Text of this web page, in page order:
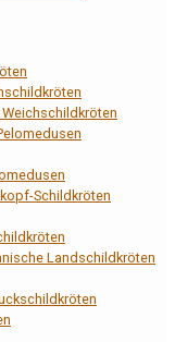
Schildkröten
Landschildkröten